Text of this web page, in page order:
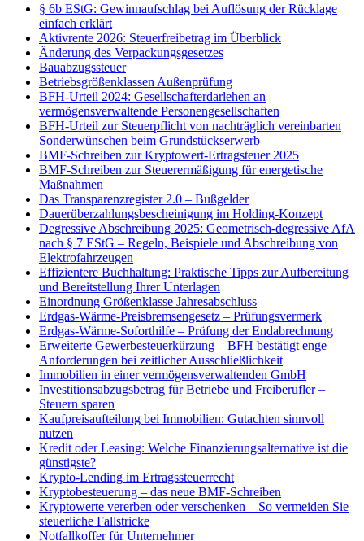
§ 6b EStG: Gewinnaufschlag bei Auflösung der Rücklage
einfach erklärt
Aktivrente 2026: Steuerfreibetrag im Überblick
Änderung des Verpackungsgesetzes
Bauabzugssteuer
Betriebsgrößenklassen Außenprüfung
BFH-Urteil 2024: Gesellschafterdarlehen an
vermögensverwaltende Personengesellschaften
BFH-Urteil zur Steuerpflicht von nachträglich vereinbarten
Sonderwünschen beim Grundstückserwerb
BMF-Schreiben zur Kryptowert-Ertragsteuer 2025
BMF-Schreiben zur Steuerermäßigung für energetische
Maßnahmen
Das Transparenzregister 2.0 – Bußgelder
Dauerüberzahlungsbescheinigung im Holding-Konzept
Degressive Abschreibung 2025: Geometrisch-degressive AfA
nach § 7 EStG – Regeln, Beispiele und Abschreibung von
Elektrofahrzeugen
Effizientere Buchhaltung: Praktische Tipps zur Aufbereitung
und Bereitstellung Ihrer Unterlagen
Einordnung Größenklasse Jahresabschluss
Erdgas-Wärme-Preisbremsengesetz – Prüfungsvermerk
Erdgas-Wärme-Soforthilfe – Prüfung der Endabrechnung
Erweiterte Gewerbesteuerkürzung – BFH bestätigt enge
Anforderungen bei zeitlicher Ausschließlichkeit
Immobilien in einer vermögensverwaltenden GmbH
Investitionsabzugsbetrag für Betriebe und Freiberufler –
Steuern sparen
Kaufpreisaufteilung bei Immobilien: Gutachten sinnvoll
nutzen
Kredit oder Leasing: Welche Finanzierungsalternative ist die
günstigste?
Krypto-Lending im Ertragssteuerrecht
Kryptobesteuerung – das neue BMF-Schreiben
Kryptowerte vererben oder verschenken – So vermeiden Sie
steuerliche Fallstricke
Notfallkoffer für Unternehmer